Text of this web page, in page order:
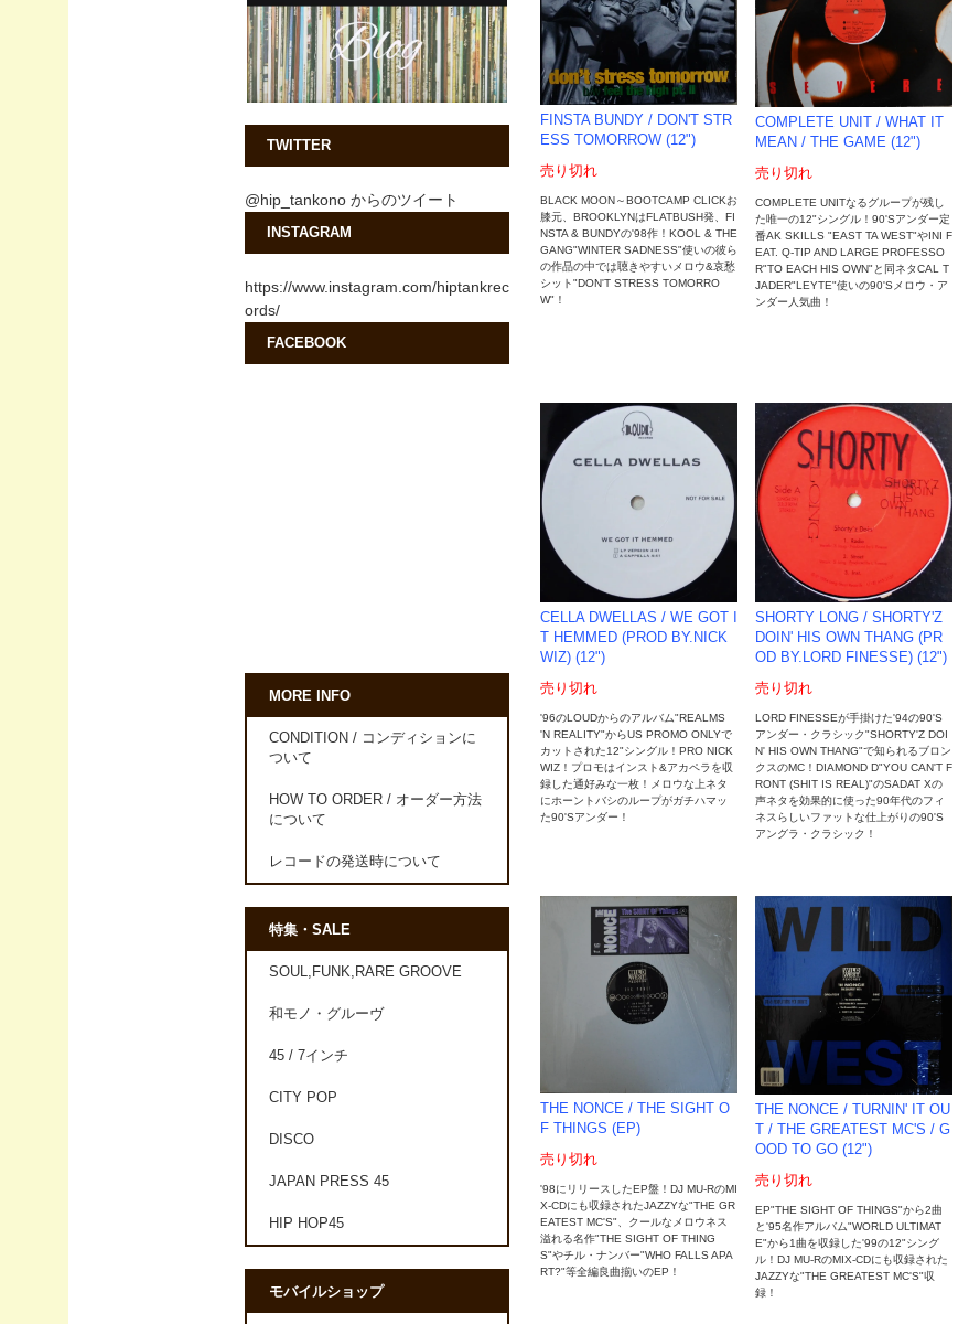
FINSTA BUNDY / DON'T STR
ESS TOMORROW (12")
売り切れ
BLACK MOON～BOOTCAMP CLICKお
膝元、BROOKLYNはFLATBUSH発、FI
NSTA & BUNDYの'98作！KOOL & THE
GANG"WINTER SADNESS"使いの彼ら
の作品の中では聴きやすいメロウ&哀愁
シット"DON'T STRESS TOMORRO
W"！
COMPLETE UNIT / WHAT IT
MEAN / THE GAME (12")
売り切れ
COMPLETE UNITなるグループが残し
た唯一の12"シングル！90'Sアンダー定
番AK SKILLS "EAST TA WEST"やINI F
EAT. Q-TIP AND LARGE PROFESSO
R"TO EACH HIS OWN"と同ネタCAL T
JADER"LEYTE"使いの90'Sメロウ・ア
ンダー人気曲！
CELLA DWELLAS / WE GOT I
T HEMMED (PROD BY.NICK
WIZ) (12")
売り切れ
'96のLOUDからのアルバム"REALMS
'N REALITY"からUS PROMO ONLYで
カットされた12"シングル！PRO NICK
WIZ！プロモはインスト&アカペラを収
録した通好みな一枚！メロウな上ネタ
にホーントバシのループがガチハマッ
た90'Sアンダー！
SHORTY LONG / SHORTY'Z
DOIN' HIS OWN THANG (PR
OD BY.LORD FINESSE) (12")
売り切れ
LORD FINESSEが手掛けた'94の90'S
アンダー・クラシック"SHORTY'Z DOI
N' HIS OWN THANG"で知られるブロン
クスのMC！DIAMOND D"YOU CAN'T F
RONT (SHIT IS REAL)"のSADAT Xの
声ネタを効果的に使った90年代のフィ
ネスらしいファットな仕上がりの90'S
アングラ・クラシック！
THE NONCE / THE SIGHT O
F THINGS (EP)
売り切れ
'98にリリースしたEP盤！DJ MU-RのMI
X-CDにも収録されたJAZZYな"THE GR
EATEST MC'S"、クールなメロウネス
溢れる名作"THE SIGHT OF THING
S"やチル・ナンバー"WHO FALLS APA
RT?"等全編良曲揃いのEP！
THE NONCE / TURNIN' IT OU
T / THE GREATEST MC'S / G
OOD TO GO (12")
売り切れ
EP"THE SIGHT OF THINGS"から2曲
と'95名作アルバム"WORLD ULTIMAT
E"から1曲を収録した'99の12"シング
ル！DJ MU-RのMIX-CDにも収録された
JAZZYな"THE GREATEST MC'S"収
録！
TWITTER
@hip_tankono からのツイート
INSTAGRAM
https://www.instagram.com/hiptankrec
ords/
FACEBOOK
MORE INFO
CONDITION / コンディションに
ついて
HOW TO ORDER / オーダー方法
について
レコードの発送時について
特集・SALE
SOUL,FUNK,RARE GROOVE
和モノ・グルーヴ
45 / 7インチ
CITY POP
DISCO
JAPAN PRESS 45
HIP HOP45
モバイルショップ